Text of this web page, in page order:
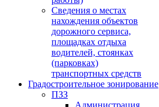
Сведения о местах
нахождения объектов
дорожного сервиса,
площадках отдыха
водителей, стоянках
(парковках)
транспортных средств
Градостроительное зонирование
ПЗЗ
Администрация